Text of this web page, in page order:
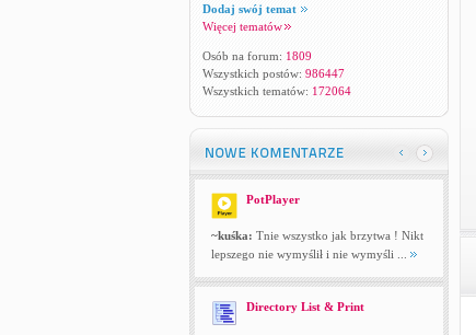
Dodaj swój temat
Więcej tematów
Osób na forum: 1809
Wszystkich postów: 986447
Wszystkich tematów: 172064
PotPlayer
~kuśka: Tnie wszystko jak brzytwa ! Nikt
lepszego nie wymyślił i nie wymyśli ...
Directory List & Print